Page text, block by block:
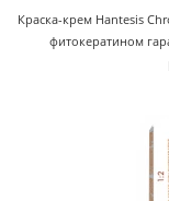
Краска-крем Hantesis
фитокератином